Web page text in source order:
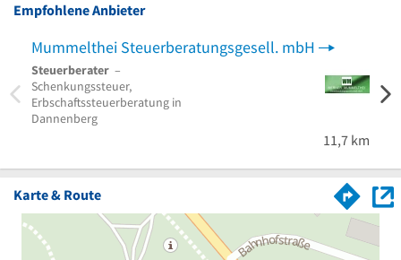
Empfohlene Anbieter
Mummelthei Steuerberatungsgesell. mbH
Steuerberater –
Schenkungssteuer,
Erbschaftssteuerberatung in
Dannenberg
11,7 km
Karte & Route